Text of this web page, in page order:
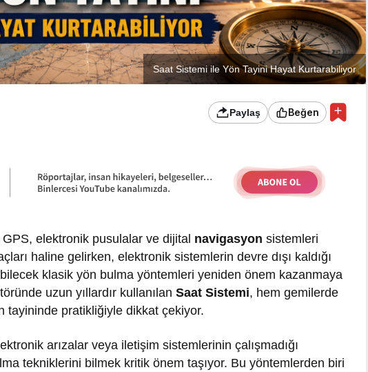
Saat Sistemi ile Yön Tayini Hayat Kurtarabiliyor
Paylaş Beğen
elektronik pusulalar ve dijital navigasyon sistemleri
haline gelirken, elektronik sistemlerin devre dışı kaldığı
klasik yön bulma yöntemleri yeniden önem kazanmaya
uzun yıllardır kullanılanSaat Sistemi, hem gemilerde
tayininde pratikliğiyle dikkat çekiyor.
arızalar veya iletişim sistemlerinin çalışmadığı
tekniklerini bilmek kritik önem taşıyor. Bu yöntemlerden biri